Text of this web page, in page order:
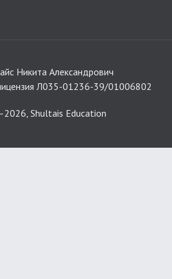
Никита Александрович
Л035-01236-39/01006802
Shultais Education